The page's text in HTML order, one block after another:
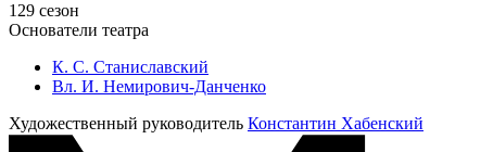
129 сезон
Основатели театра
К. С. Станиславский
Вл. И. Немирович-Данченко
Художественный руководитель Константин Хабенский